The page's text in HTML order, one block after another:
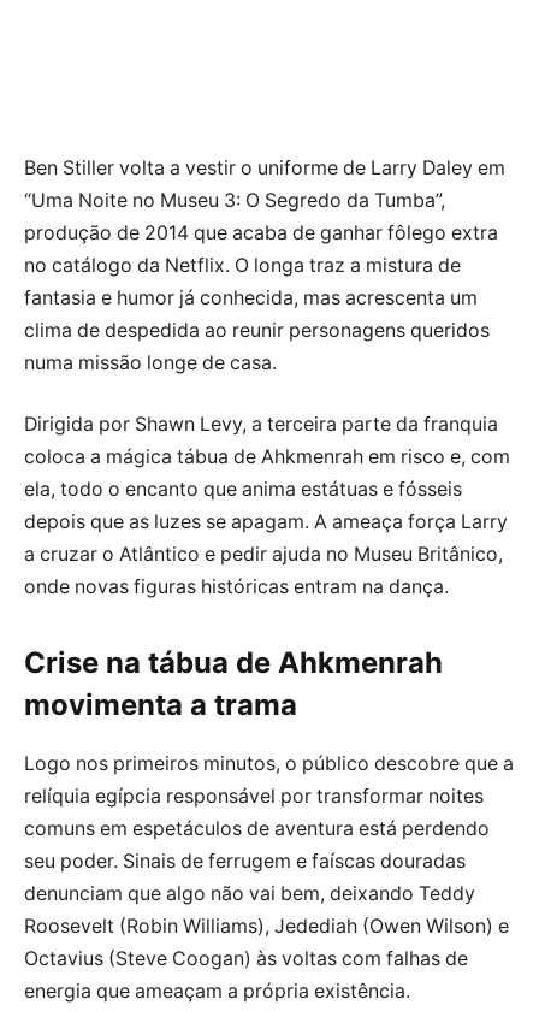
Ben Stiller volta a vestir o uniforme de Larry Daley em
“Uma Noite no Museu 3: O Segredo da Tumba”,
produção de 2014 que acaba de ganhar fôlego extra
no catálogo da Netflix. O longa traz a mistura de
fantasia e humor já conhecida, mas acrescenta um
clima de despedida ao reunir personagens queridos
numa missão longe de casa.
Dirigida por Shawn Levy, a terceira parte da franquia
coloca a mágica tábua de Ahkmenrah em risco e, com
ela, todo o encanto que anima estátuas e fósseis
depois que as luzes se apagam. A ameaça força Larry
a cruzar o Atlântico e pedir ajuda no Museu Britânico,
onde novas figuras históricas entram na dança.
Crise na tábua de Ahkmenrah
movimenta a trama
Logo nos primeiros minutos, o público descobre que a
relíquia egípcia responsável por transformar noites
comuns em espetáculos de aventura está perdendo
seu poder. Sinais de ferrugem e faíscas douradas
denunciam que algo não vai bem, deixando Teddy
Roosevelt (Robin Williams), Jedediah (Owen Wilson) e
Octavius (Steve Coogan) às voltas com falhas de
energia que ameaçam a própria existência.